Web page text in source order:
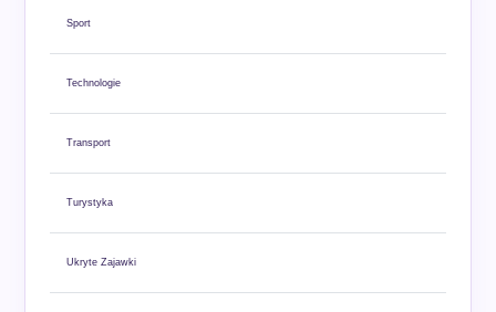
Sport
Technologie
Transport
Turystyka
Ukryte Zajawki